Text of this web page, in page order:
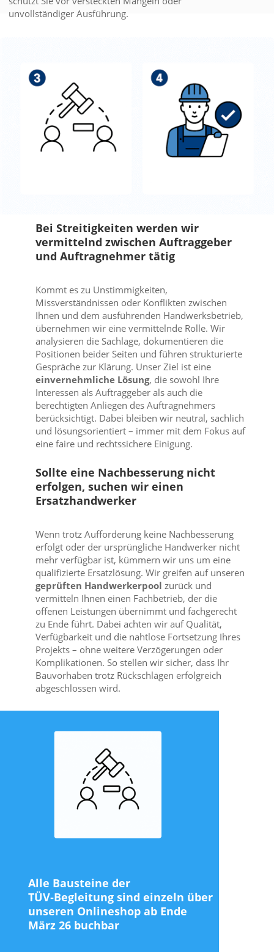
unvollständiger Ausführung.
Bei Streitigkeiten werden wir
vermittelnd zwischen Auftraggeber
und Auftragnehmer tätig
Kommt es zu Unstimmigkeiten,
Missverständnissen oder Konflikten zwischen
Ihnen und dem ausführenden Handwerksbetrieb,
übernehmen wir eine vermittelnde Rolle. Wir
analysieren die Sachlage, dokumentieren die
Positionen beider Seiten und führen strukturierte
Gespräche zur Klärung. Unser Ziel ist eine
einvernehmliche Lösung, die sowohl Ihre
Interessen als Auftraggeber als auch die
berechtigten Anliegen des Auftragnehmers
berücksichtigt. Dabei bleiben wir neutral, sachlich
und lösungsorientiert – immer mit dem Fokus auf
eine faire und rechtssichere Einigung.
Sollte eine Nachbesserung nicht
erfolgen, suchen wir einen
Ersatzhandwerker
Wenn trotz Aufforderung keine Nachbesserung
erfolgt oder der ursprüngliche Handwerker nicht
mehr verfügbar ist, kümmern wir uns um eine
qualifizierte Ersatzlösung. Wir greifen auf unseren
geprüften Handwerkerpool zurück und
vermitteln Ihnen einen Fachbetrieb, der die
offenen Leistungen übernimmt und fachgerecht
zu Ende führt. Dabei achten wir auf Qualität,
Verfügbarkeit und die nahtlose Fortsetzung Ihres
Projekts – ohne weitere Verzögerungen oder
Komplikationen. So stellen wir sicher, dass Ihr
Bauvorhaben trotz Rückschlägen erfolgreich
abgeschlossen wird.
Alle Bausteine der
TÜV‑Begleitung sind einzeln über
unseren Onlineshop ab Ende
März 26 buchbar